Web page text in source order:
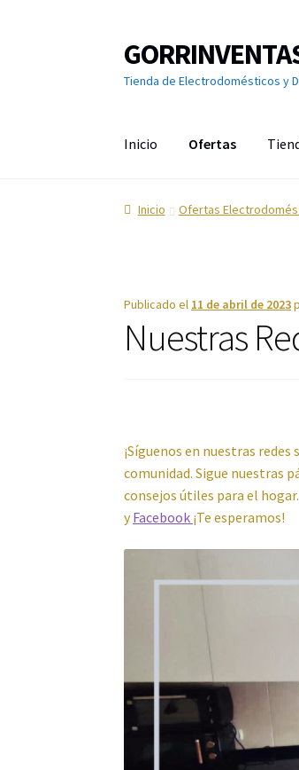
Ir
a
la
Ir
al
contenido
Tienda de Electrodomésticos y
Inicio Ofertas
Inicio Ofertas Accesorios de
Cuidado de la ropa Cuidado
Grandes Electrodomésticos
Inicio Ofertas
Publicado el 11 de abril de 2023
Nuestras
¡Síguenos en nuestras
comunidad. Sigue nuestras
consejos útiles para el
yFacebook ¡Te esperamos!